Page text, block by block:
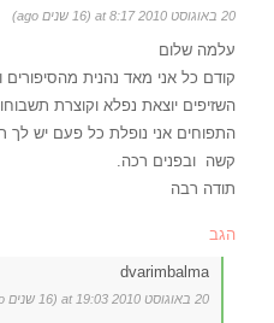
20 באוגוסט 2010 at 8:17 (16 שנים ago)
עלמה שלום
קודם כל אני מאד נהנית מהסיפורים
השזיפים יוצאת נפלא וקוצרת
התפוחים אני נופלת כל פעם יש לך
קשה ובפנים רכה.
תודה רבה
הגב
dvarimbalma
20 באוגוסט 2010 at 19:03 (16 שנים ago)